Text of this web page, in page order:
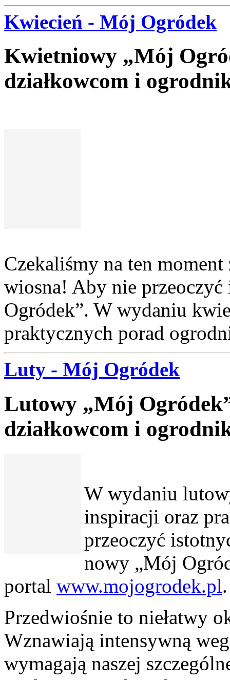
Kwiecień - Mój Ogródek
Kwietniowy „Mój
działkowcom i
Czekaliśmy na ten
wiosna! Aby nie
Ogródek”. W wydaniu
praktycznych porad
Luty - Mój Ogródek
Lutowy „Mój
działkowcom i
W wydaniu
inspiracji oraz
przeoczyć
nowy „Mój
portal www.mojogrodek.pl.
Przedwiośnie to niełatwy
Wznawiają intensywną
wymagają naszej